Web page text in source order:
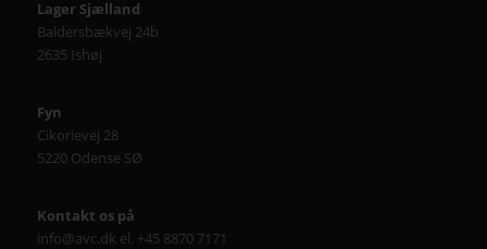
Lager Sjælland
Baldersbækvej 24b
2635 Ishøj
Fyn
Cikorievej 28
5220 Odense SØ
Kontakt os på
info@avc.dk el. +45 8870 7171